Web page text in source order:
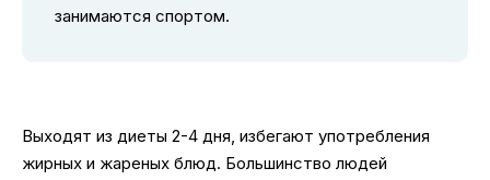
занимаются спортом.
Выходят из диеты 2-4 дня, избегают употребления
жирных и жареных блюд. Большинство людей